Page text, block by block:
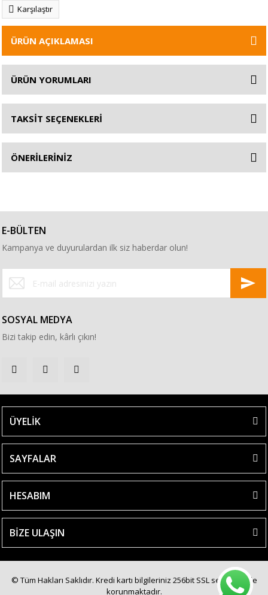
Karşılaştır
ÜRÜN AÇIKLAMASI
ÜRÜN YORUMLARI
TAKSİT SEÇENEKLERİ
ÖNERİLERİNİZ
E-BÜLTEN
Kampanya ve duyurulardan ilk siz haberdar olun!
SOSYAL MEDYA
Bizi takip edin, kârlı çıkın!
ÜYELİK
SAYFALAR
HESABIM
BİZE ULAŞIN
© Tüm Hakları Saklıdır. Kredi kartı bilgileriniz 256bit SSL sertifikası ile
korunmaktadır.